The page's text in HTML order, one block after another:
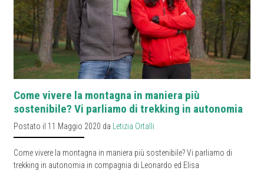
Come vivere la montagna in maniera più
sostenibile? Vi parliamo di trekking in autonomia
Postato il 11 Maggio 2020 da Letizia Ortalli
Come vivere la montagna in maniera più sostenibile? Vi parliamo di
trekking in autonomia in compagnia di Leonardo ed Elisa